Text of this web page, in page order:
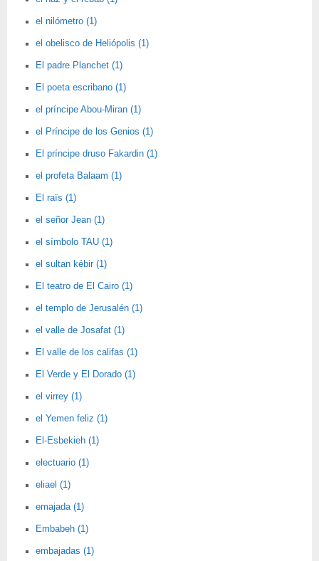
el nilómetro (1)
el obelisco de Heliópolis (1)
El padre Planchet (1)
El poeta escribano (1)
el príncipe Abou-Miran (1)
el Príncipe de los Genios (1)
El príncipe druso Fakardin (1)
el profeta Balaam (1)
El raïs (1)
el señor Jean (1)
el símbolo TAU (1)
el sultan kébir (1)
El teatro de El Cairo (1)
el templo de Jerusalén (1)
el valle de Josafat (1)
El valle de los califas (1)
El Verde y El Dorado (1)
el virrey (1)
el Yemen feliz (1)
El-Esbekieh (1)
electuario (1)
eliael (1)
emajada (1)
Embabeh (1)
embajadas (1)